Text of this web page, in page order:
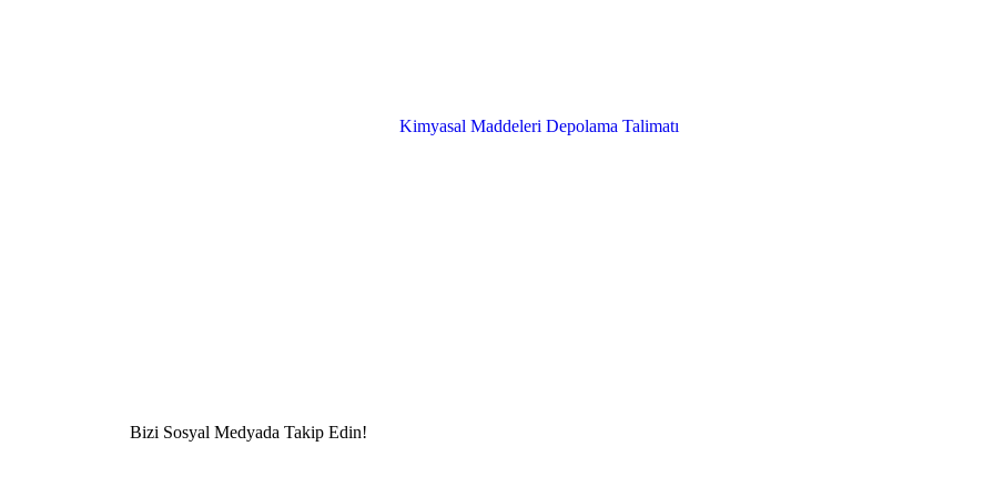
Kimyasal Maddeleri Depolama Talimatı
Bizi Sosyal Medyada Takip Edin!